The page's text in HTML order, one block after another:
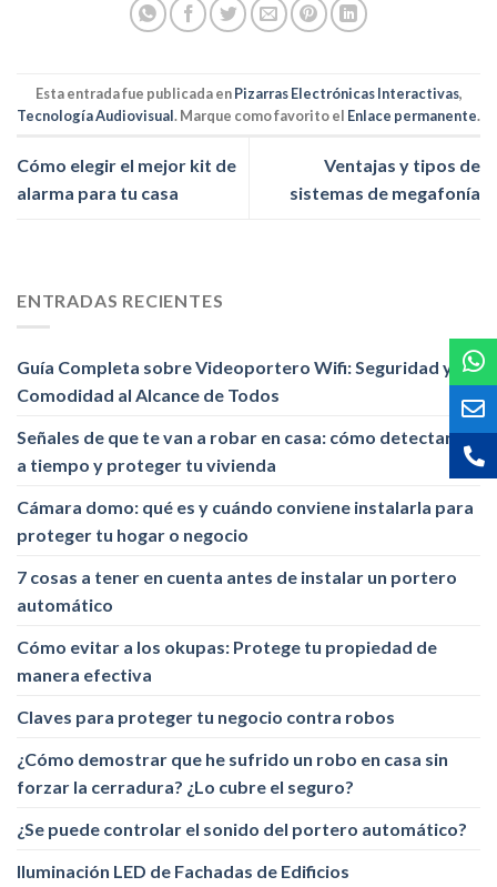
Esta entrada fue publicada enPizarras Electrónicas Interactivas,
Tecnología Audiovisual. Marque como favorito el Enlace permanente.
Cómo elegir el mejor kit de
alarma para tu casa
Ventajas y tipos de
sistemas de megafonía
ENTRADAS RECIENTES
Guía Completa sobre Videoportero Wifi: Seguridad y
Comodidad al Alcance de Todos
Señales de que te van a robar en casa: cómo detectarlas
a tiempo y proteger tu vivienda
Cámara domo: qué es y cuándo conviene instalarla para
proteger tu hogar o negocio
7 cosas a tener en cuenta antes de instalar un portero
automático
Cómo evitar a los okupas: Protege tu propiedad de
manera efectiva
Claves para proteger tu negocio contra robos
¿Cómo demostrar que he sufrido un robo en casa sin
forzar la cerradura? ¿Lo cubre el seguro?
¿Se puede controlar el sonido del portero automático?
Iluminación LED de Fachadas de Edificios